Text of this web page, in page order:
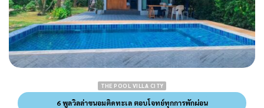
THE POOL VILLA CITY
6 พูลวิลล่าขนอมติดทะเล ตอบโจทย์ทุกการพักผ่อน